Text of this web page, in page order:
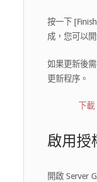
按一下
成，您可以
如果更新後
更新程序。
下
啟用授
開啟 Server